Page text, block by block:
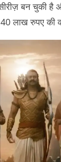
सीरीज़ बन चुकी है
40 लाख रुपए की